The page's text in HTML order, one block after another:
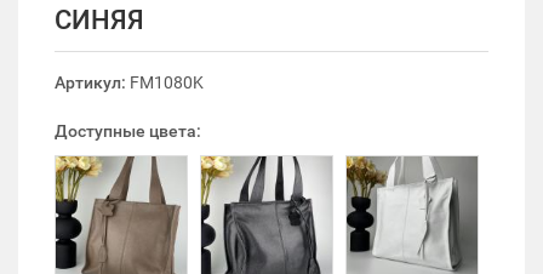
СИНЯЯ
Артикул: FM1080K
Доступные цвета: